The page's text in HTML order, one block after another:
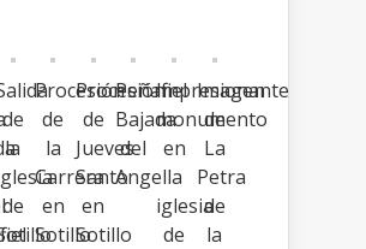
de
la
de
Procesión
de
la
Carrera
en
Sotillo
Procesión
de
Jueves
Santo
en
Sotillo
Peñafiel
Bajada
del
Angel
Impresionante
monumento
en
la
iglesia
de
Imagen
de
La
Petra
de
la